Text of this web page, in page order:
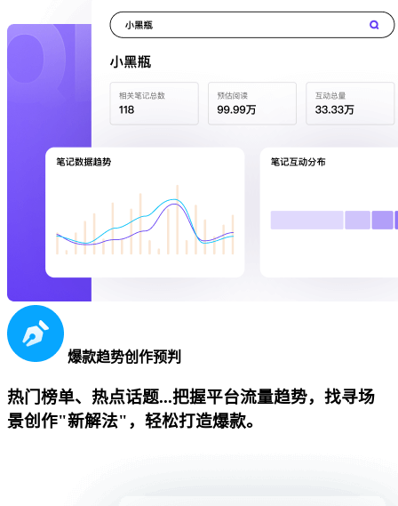
爆款趋势创作预判
热门榜单、热点话题...把握平台流量趋势，找寻场
景创作"新解法"，轻松打造爆款。